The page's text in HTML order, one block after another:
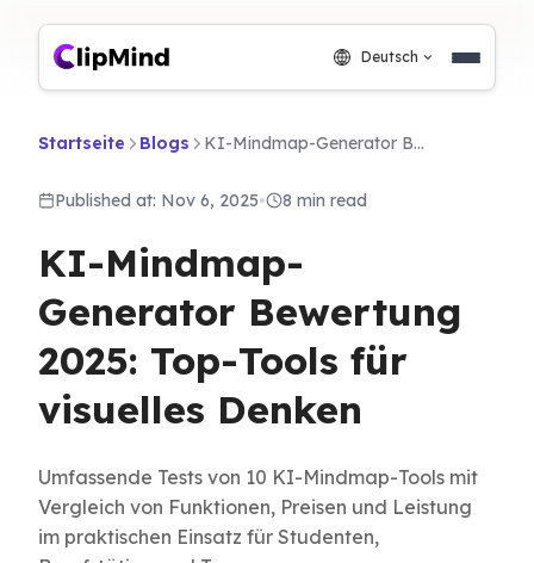
Deutsch
Startseite Blogs KI-Mindmap-Generator Bewertung 2025: Top-Tools für visuelles Denken
Published at: Nov 6, 2025• 8 min read
KI-Mindmap-
Generator Bewertung
2025: Top-Tools für
visuelles Denken
Umfassende Tests von 10 KI-Mindmap-Tools mit
Vergleich von Funktionen, Preisen und Leistung
im praktischen Einsatz für Studenten,